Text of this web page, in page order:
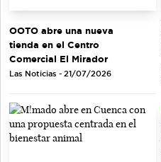
OOTO abre una nueva
tienda en el Centro
Comercial El Mirador
Las Noticias - 21/07/2026